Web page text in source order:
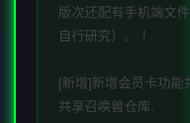
版次还配有手机端文
自行研究）。 ！
[新增]新增会员卡功能
共享召唤兽仓库.